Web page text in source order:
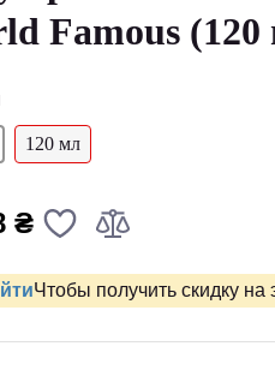
Famous (120
120 мл
₴
Чтобы получить скидку на